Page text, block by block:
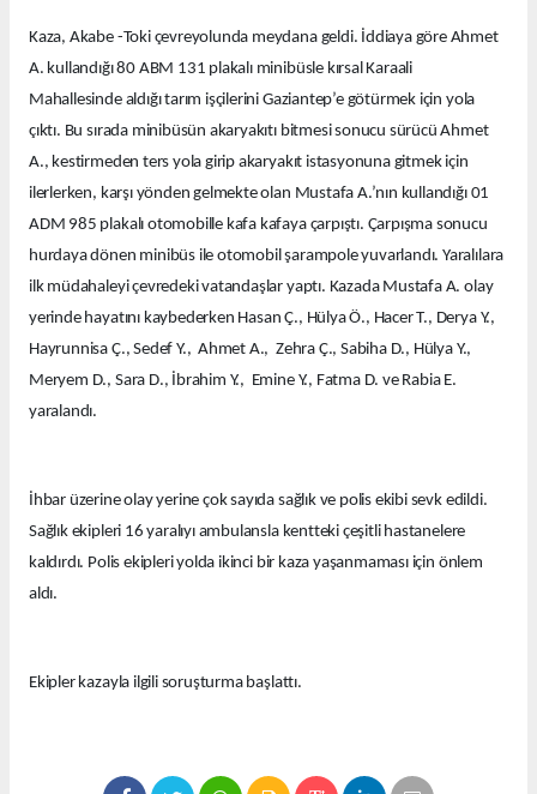
Kaza, Akabe -Toki çevreyolunda meydana geldi. İddiaya göre Ahmet
A. kullandığı 80 ABM 131 plakalı minibüsle kırsal Karaali
Mahallesinde aldığı tarım işçilerini Gaziantep’e götürmek için yola
çıktı. Bu sırada minibüsün akaryakıtı bitmesi sonucu sürücü Ahmet
A., kestirmeden ters yola girip akaryakıt istasyonuna gitmek için
ilerlerken, karşı yönden gelmekte olan Mustafa A.’nın kullandığı 01
ADM 985 plakalı otomobille kafa kafaya çarpıştı. Çarpışma sonucu
hurdaya dönen minibüs ile otomobil şarampole yuvarlandı. Yaralılara
ilk müdahaleyi çevredeki vatandaşlar yaptı. Kazada Mustafa A. olay
yerinde hayatını kaybederken Hasan Ç., Hülya Ö., Hacer T., Derya Y.,
Hayrunnisa Ç., Sedef Y., Ahmet A., Zehra Ç., Sabiha D., Hülya Y.,
Meryem D., Sara D., İbrahim Y., Emine Y., Fatma D. ve Rabia E.
yaralandı.
İhbar üzerine olay yerine çok sayıda sağlık ve polis ekibi sevk edildi.
Sağlık ekipleri 16 yaralıyı ambulansla kentteki çeşitli hastanelere
kaldırdı. Polis ekipleri yolda ikinci bir kaza yaşanmaması için önlem
aldı.
Ekipler kazayla ilgili soruşturma başlattı.